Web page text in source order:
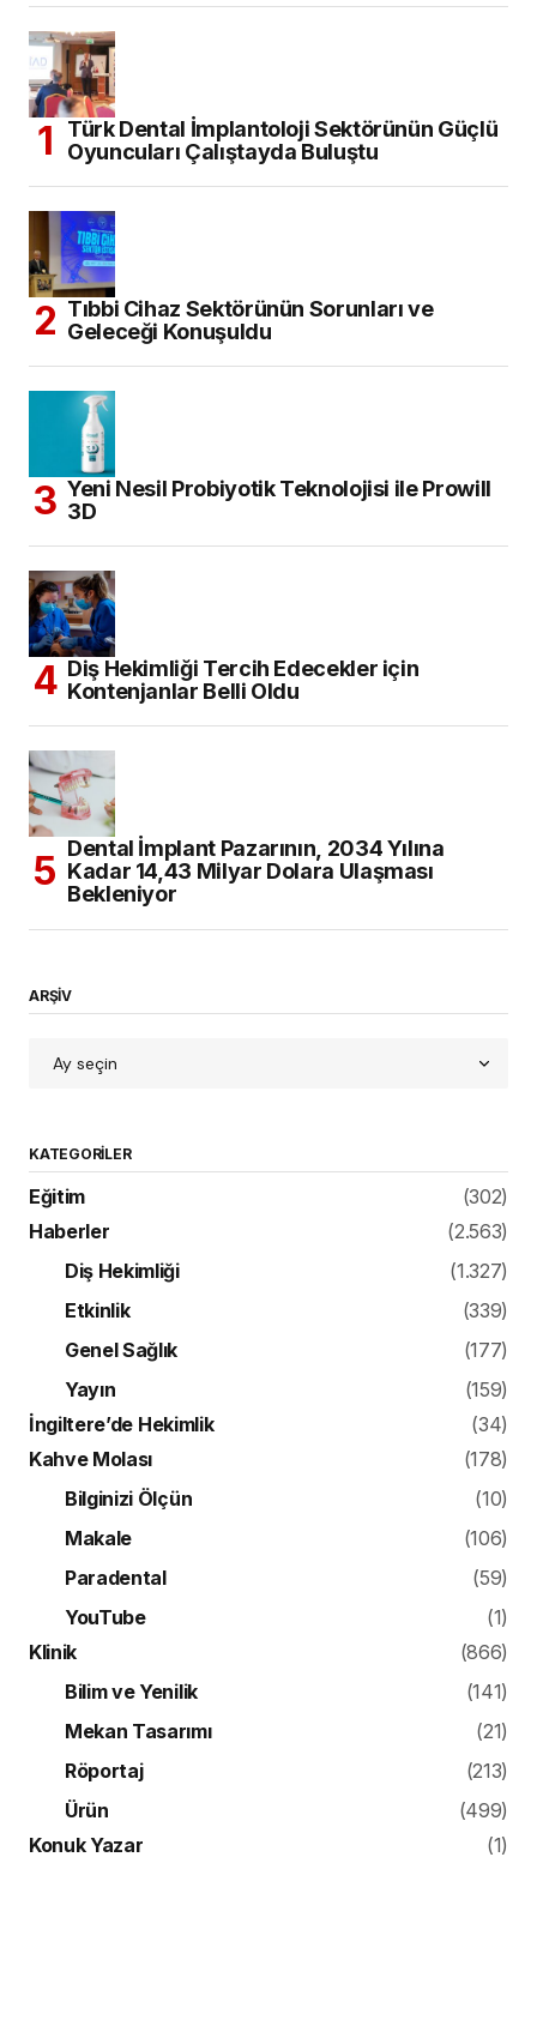
Türk Dental İmplantoloji Sektörünün Güçlü
Oyuncuları Çalıştayda Buluştu
Tıbbi Cihaz Sektörünün Sorunları ve
Geleceği Konuşuldu
Yeni Nesil Probiyotik Teknolojisi ile Prowill
3D
Diş Hekimliği Tercih Edecekler için
Kontenjanlar Belli Oldu
Dental İmplant Pazarının, 2034 Yılına
Kadar 14,43 Milyar Dolara Ulaşması
Bekleniyor
ARŞİV
KATEGORILER
Eğitim
(302)
Haberler
(2.563)
Diş Hekimliği
(1.327)
Etkinlik
(339)
Genel Sağlık
(177)
Yayın
(159)
İngiltere’de Hekimlik
(34)
Kahve Molası
(178)
Bilginizi Ölçün
(10)
Makale
(106)
Paradental
(59)
YouTube
(1)
Klinik
(866)
Bilim ve Yenilik
(141)
Mekan Tasarımı
(21)
Röportaj
(213)
Ürün
(499)
Konuk Yazar
(1)